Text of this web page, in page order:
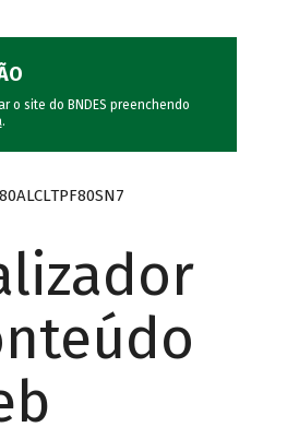
o site do BNDES preenchendo
.